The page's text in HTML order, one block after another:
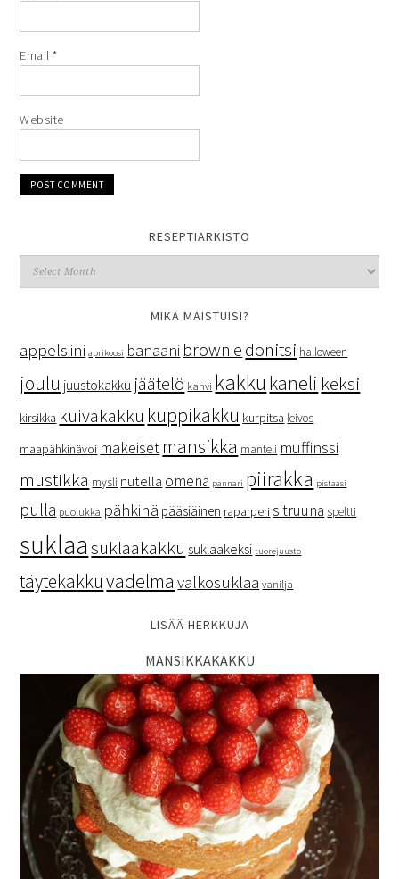
Email*
Website
RESEPTIARKISTO
MIKÄ MAISTUISI?
appelsiini aprikoosi banaani brownie donitsi halloween
joulu juustokakku jäätelö kahvi kakku kaneli keksi
kirsikka kuivakakku kuppikakku kurpitsa leivos
maapähkinävoi makeiset mansikka manteli muffinssi
mustikka mysli nutella omena pannari piirakka pistaasi
pulla puolukka pähkinä pääsiäinen raparperi sitruuna speltti
suklaa suklaakakku suklaakeksi tuorejuusto
täytekakkuvadelma valkosuklaa vanilja
LISÄÄ HERKKUJA
MANSIKKAKAKKU